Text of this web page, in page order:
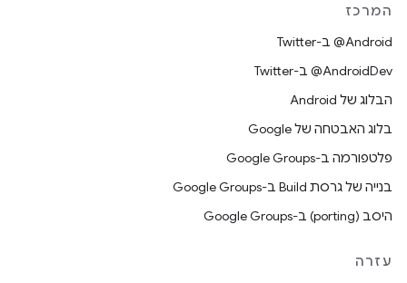
המרכז
‎@Android ב-Twitter
‎@AndroidDev ב-Twitter
הבלוג של Android
בלוג האבטחה של Google
פלטפורמה ב-Google Groups
בנייה של גרסת Build ב-Google Groups
היסב (porting) ב-Google Groups
עזרה